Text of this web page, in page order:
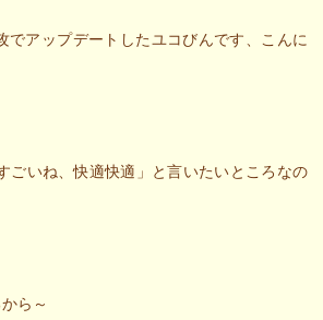
でアップデートしたユコびんです、こんに
ごいね、快適快適」と言いたいところなの
ら～